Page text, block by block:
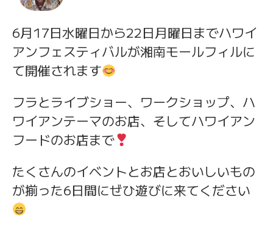
6月17日水曜日から22日月曜日までハワイ
アンフェスティバルが湘南モールフィルに
て開催されます
フラとライブショー、ワークショップ、ハ
ワイアンテーマのお店、そしてハワイアン
フードのお店まで
たくさんのイベントとお店とおいしいもの
が揃った6日間にぜひ遊びに来てください